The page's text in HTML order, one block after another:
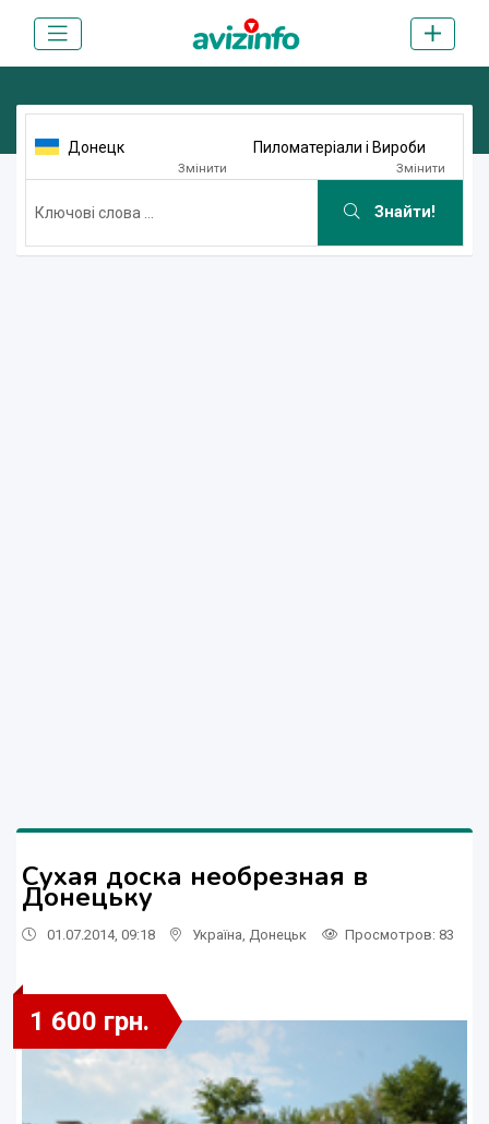
Донецк
Змінити
Пиломатеріали і Вироби
Змінити
Знайти!
Сухая доска необрезная в
Донецьку
01.07.2014, 09:18 Україна Донецьк Просмотров: 83
1 600 грн.